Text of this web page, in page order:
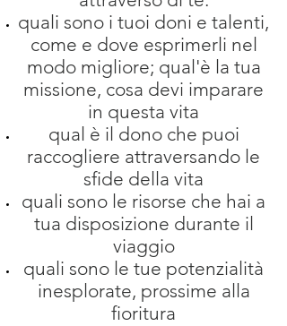
quali sono i tuoi doni e talenti,
come e dove esprimerli nel
modo migliore; qual'è la tua
missione, cosa devi imparare
in questa vita
qual è il dono che puoi
raccogliere attraversando le
sfide della vita
quali sono le risorse che hai a
tua disposizione durante il
viaggio
quali sono le tue potenzialità
inesplorate, prossime alla
fioritura